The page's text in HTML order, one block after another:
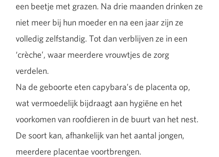
een beetje met grazen. Na drie maanden drinken ze
niet meer bij hun moeder en na een jaar zijn ze
volledig zelfstandig. Tot dan verblijven ze in een
‘crèche’, waar meerdere vrouwtjes de zorg
verdelen.
Na de geboorte eten capybara’s de placenta op,
wat vermoedelijk bijdraagt aan hygiëne en het
voorkomen van roofdieren in de buurt van het nest.
De soort kan, afhankelijk van het aantal jongen,
meerdere placentae voortbrengen.